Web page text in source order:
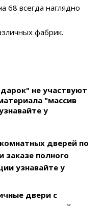
68 всегда наглядно
фабрик.
не участвуют
"массив
у
дверей по
заказе полного
узнавайте у
двери с